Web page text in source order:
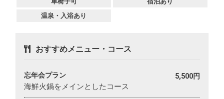
温泉・入浴あり
おすすめメニュー・コース
忘年会プラン
海鮮火鍋をメインとしたコース
5,500円